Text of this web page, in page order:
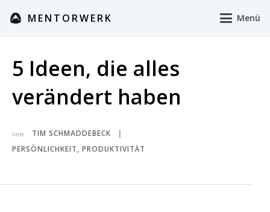
MENTORWERK Menü
5 Ideen, die alles
verändert haben
von TIM SCHMADDEBECK
PERSÖNLICHKEIT, PRODUKTIVITÄT